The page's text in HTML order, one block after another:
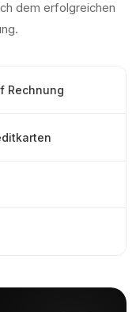
dem erfolgreichen
Rechnung